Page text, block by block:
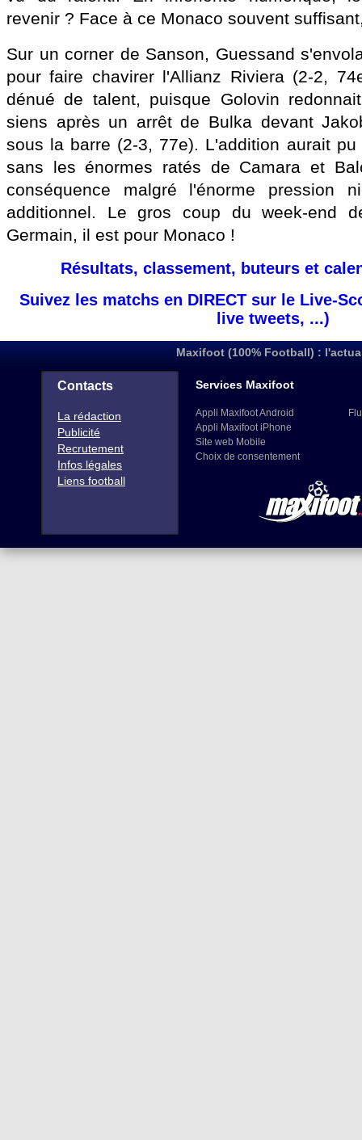
revenir ? Face à ce Monaco souvent
Sur un corner de Sanson, Guessand
pour faire chavirer l'Allianz Riviera (2-2,
dénué de talent, puisque Golovin
siens après un arrêt de Bulka devant
sous la barre (2-3, 77e). L'addition aurait
sans les énormes ratés de Camara et
conséquence malgré l'énorme pression
additionnel. Le gros coup du week-end
Germain, il est pour Monaco !
Résultats, classement, buteurs et
Suivez les matchs en DIRECT sur le Live-
live tweets, ...)
Maxifoot (100% Football) :
Contacts
La rédaction
Publicité
Recrutement
Infos légales
Liens football
Services Maxifoot
Appli Maxifoot Android
Appli Maxifoot iPhone
Site web Mobile
Choix de consentement